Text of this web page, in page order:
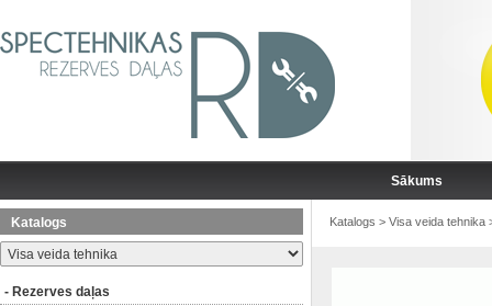
Sākums
Katalogs
- Rezerves daļas
Katalogs > Visa veida tehnika